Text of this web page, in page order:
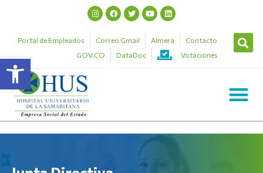
Abrir barra de herramientas
Portal de Empleados Correo Gmail Almera
Contacto
GOV.CO
DataDoc Votaciones